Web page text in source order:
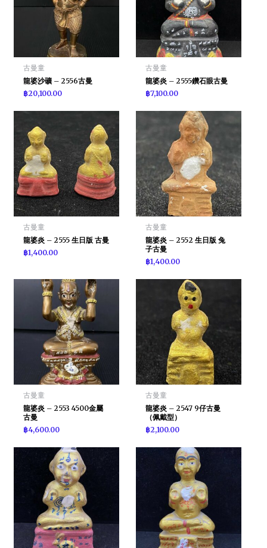
古曼童
龍婆沙礦 – 2556古曼
฿20,100.00
古曼童
龍婆炎 – 2555鑽石眼古曼
฿7,100.00
古曼童
龍婆炎 – 2555 生日版 古曼
฿1,400.00
古曼童
龍婆炎 – 2552 生日版 兔
子古曼
฿1,400.00
古曼童
龍婆炎 – 2553 4500金屬
古曼
฿4,600.00
古曼童
龍婆炎 – 2547 9仔古曼
（佩戴型）
฿2,100.00